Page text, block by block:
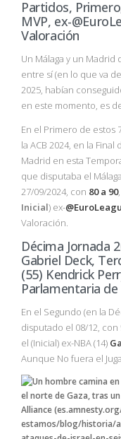
Partidos,
MVP, ex-
Valoración
Un Málaga y un
entre sí (en lo que va
2025, habían
en este momento, es
En el Primero de estos
la ACB 2024, en la
Madrid en esta
que disputaba el
27/09/2024, con 80 a 90
Inicial) ex-
Valoración.
Décima Jornada
Gabriel Deck,
(55) Kendrick
Parlamentaria
En el Segundo (en la
disputado el 08/12, con
el (Inicial) ex-NBA (14)
Aunque No fuera el